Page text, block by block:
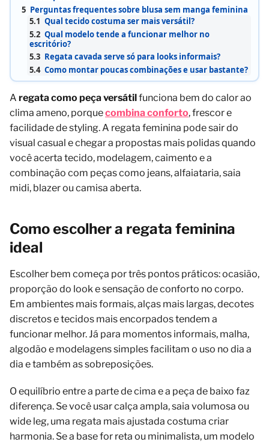
5 Perguntas frequentes sobre blusa sem manga feminina
5.1 Qual tecido costuma ser mais versátil?
5.2 Qual modelo tende a funcionar melhor no
escritório?
5.3 Regata cavada serve só para looks informais?
5.4 Como montar poucas combinações e usar bastante?
A regata como peça versátilfunciona bem do calor ao
clima ameno, porquecombina conforto, frescor e
facilidade de styling. A regata feminina pode sair do
visual casual e chegar a propostas mais polidas quando
você acerta tecido, modelagem, caimento e a
combinação com peças como jeans, alfaiataria, saia
midi, blazer ou camisa aberta.
Como escolher a regata feminina
ideal
Escolher bem começa por três pontos práticos: ocasião,
proporção do look e sensação de conforto no corpo.
Em ambientes mais formais, alças mais largas, decotes
discretos e tecidos mais encorpados tendem a
funcionar melhor. Já para momentos informais, malha,
algodão e modelagens simples facilitam o uso no dia a
dia e também as sobreposições.
O equilíbrio entre a parte de cima e a peça de baixo faz
diferença. Se você usar calça ampla, saia volumosa ou
wide leg, uma regata mais ajustada costuma criar
harmonia. Se a base for reta ou minimalista, um modelo